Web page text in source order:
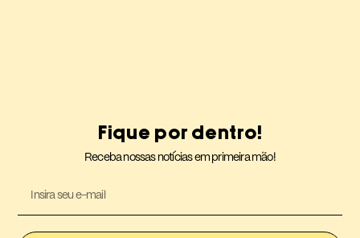
Fique por dentro!
Receba nossas notícias em primeira mão!